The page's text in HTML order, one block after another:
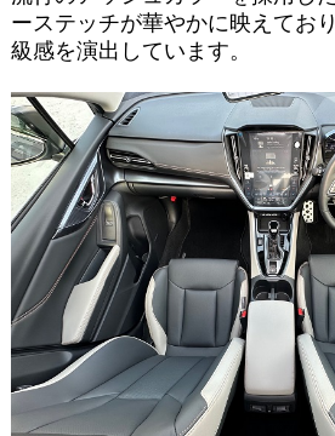
ーステッチが華やかに映えてお
級感を演出しています。